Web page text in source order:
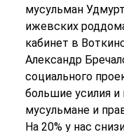
мусульман
ижевских
кабинет в
Александр
социального
большие усилия
мусульмане и
На 20% у нас